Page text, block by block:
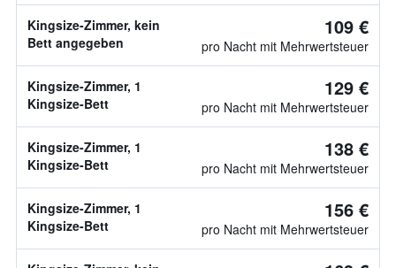
Kingsize-Zimmer, kein
Bett angegeben
109 €
pro Nacht mit Mehrwertsteuer
Kingsize-Zimmer, 1
Kingsize-Bett
129 €
pro Nacht mit Mehrwertsteuer
Kingsize-Zimmer, 1
Kingsize-Bett
138 €
pro Nacht mit Mehrwertsteuer
Kingsize-Zimmer, 1
Kingsize-Bett
156 €
pro Nacht mit Mehrwertsteuer